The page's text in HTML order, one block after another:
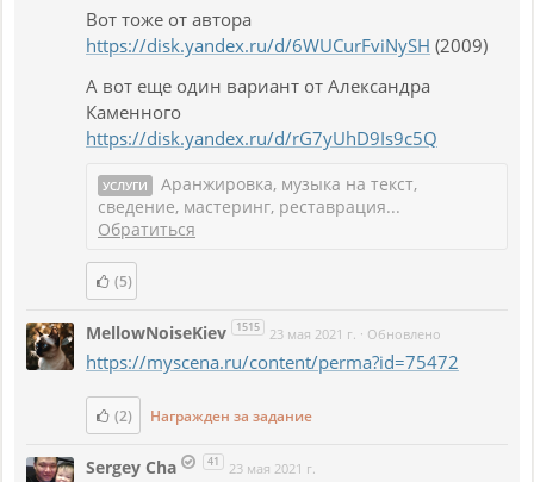
Вот тоже от автора
https://disk.yandex.ru/d/6WUCurFviNySH (2009)
А вот еще один вариант от Александра
Каменного
https://disk.yandex.ru/d/rG7yUhD9Is9c5Q
УСЛУГИ
Аранжировка, музыка на текст,
сведение, мастеринг, реставрация...
Обратиться
(5)
MellowNoiseKiev 1515 23 мая 2021 г. · Обновлено
https://myscena.ru/content/perma?id=75472
(2) Награжден за задание
Sergey Cha 41 23 мая 2021 г.